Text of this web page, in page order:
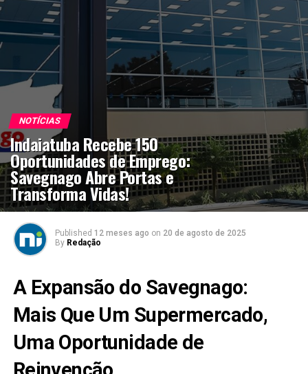
NOTÍCIAS
Indaiatuba Recebe 150
Oportunidades de Emprego:
Savegnago Abre Portas e
Transforma Vidas!
Published 12 meses ago on 20 de agosto de 2025
By Redação
A Expansão do Savegnago:
Mais Que Um Supermercado,
Uma Oportunidade de